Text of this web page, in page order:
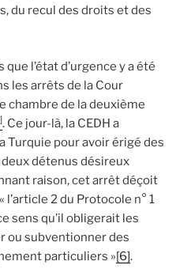
du recul des droits et des
l’état d’urgence y a été
les arrêts de la Cour
chambre de la deuxième
. Ce jour-là, la CEDH a
Turquie pour avoir érigé des
deux détenus désireux
raison, cet arrêt déçoit
l’article 2 du Protocole n° 1
sens qu’il obligerait les
ou subventionner des
particuliers »[6].